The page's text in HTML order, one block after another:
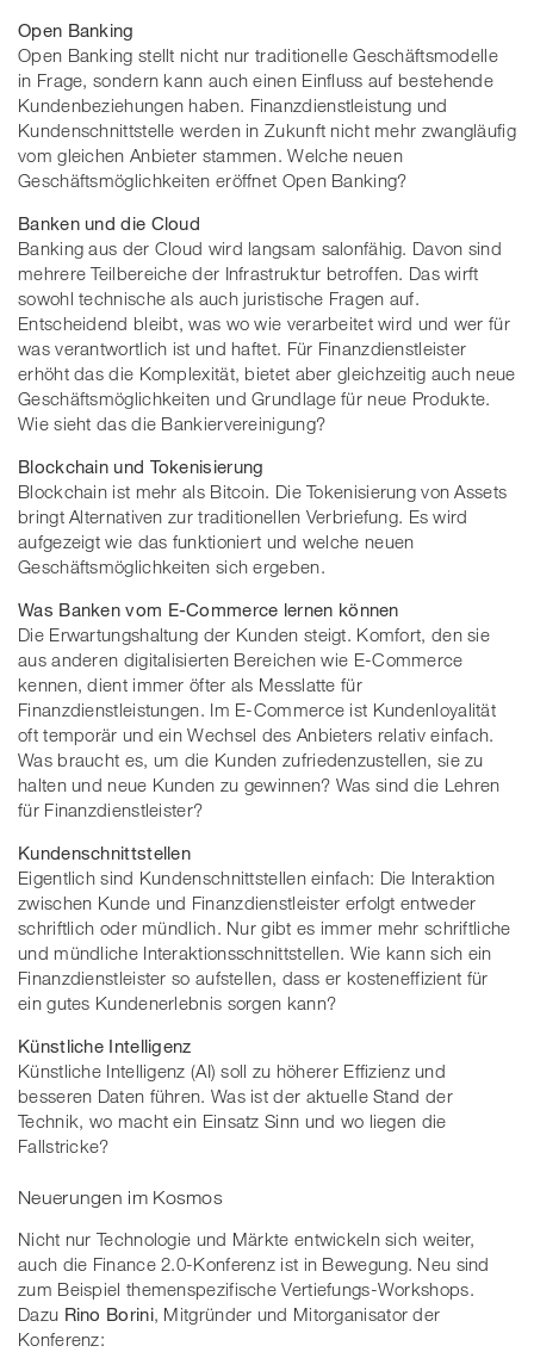
Open Banking
Open Banking stellt nicht nur traditionelle Geschäftsmodelle
in Frage, sondern kann auch einen Einfluss auf bestehende
Kundenbeziehungen haben. Finanzdienstleistung und
Kundenschnittstelle werden in Zukunft nicht mehr zwangläufig
vom gleichen Anbieter stammen. Welche neuen
Geschäftsmöglichkeiten eröffnet Open Banking?
Banken und die Cloud
Banking aus der Cloud wird langsam salonfähig. Davon sind
mehrere Teilbereiche der Infrastruktur betroffen. Das wirft
sowohl technische als auch juristische Fragen auf.
Entscheidend bleibt, was wo wie verarbeitet wird und wer für
was verantwortlich ist und haftet. Für Finanzdienstleister
erhöht das die Komplexität, bietet aber gleichzeitig auch neue
Geschäftsmöglichkeiten und Grundlage für neue Produkte.
Wie sieht das die Bankiervereinigung?
Blockchain und Tokenisierung
Blockchain ist mehr als Bitcoin. Die Tokenisierung von Assets
bringt Alternativen zur traditionellen Verbriefung. Es wird
aufgezeigt wie das funktioniert und welche neuen
Geschäftsmöglichkeiten sich ergeben.
Was Banken vom E-Commerce lernen können
Die Erwartungshaltung der Kunden steigt. Komfort, den sie
aus anderen digitalisierten Bereichen wie E-Commerce
kennen, dient immer öfter als Messlatte für
Finanzdienstleistungen. Im E-Commerce ist Kundenloyalität
oft temporär und ein Wechsel des Anbieters relativ einfach.
Was braucht es, um die Kunden zufriedenzustellen, sie zu
halten und neue Kunden zu gewinnen? Was sind die Lehren
für Finanzdienstleister?
Kundenschnittstellen
Eigentlich sind Kundenschnittstellen einfach: Die Interaktion
zwischen Kunde und Finanzdienstleister erfolgt entweder
schriftlich oder mündlich. Nur gibt es immer mehr schriftliche
und mündliche Interaktionsschnittstellen. Wie kann sich ein
Finanzdienstleister so aufstellen, dass er kosteneffizient für
ein gutes Kundenerlebnis sorgen kann?
Künstliche Intelligenz
Künstliche Intelligenz (AI) soll zu höherer Effizienz und
besseren Daten führen. Was ist der aktuelle Stand der
Technik, wo macht ein Einsatz Sinn und wo liegen die
Fallstricke?
Neuerungen im Kosmos
Nicht nur Technologie und Märkte entwickeln sich weiter,
auch die Finance 2.0-Konferenz ist in Bewegung. Neu sind
zum Beispiel themenspezifische Vertiefungs-Workshops.
Dazu Rino Borini, Mitgründer und Mitorganisator der
Konferenz: